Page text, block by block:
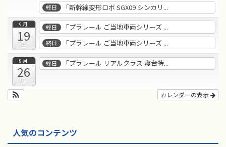
終日 「新幹線変形ロボ SGX09 シンカリ...
9月
19
土
終日 「プラレール ご当地車両シリーズ ...
終日 「プラレール ご当地車両シリーズ ...
9月
26
土
終日 「プラレール リアルクラス 寝台特...
カレンダーの表示
人気のコンテンツ